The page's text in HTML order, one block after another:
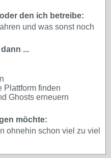
den ich betreibe:
und was sonst noch
...
Plattform finden
Ghosts erneuern
möchte:
ohnehin schon viel zu viel